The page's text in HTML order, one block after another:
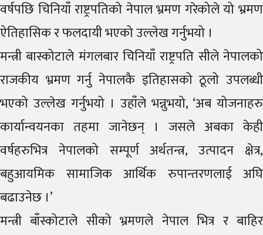
वर्षपछि चिनियाँ राष्ट्रपतिको नेपाल भ्रमण गरेकोले यो भ्रमण
ऐतिहासिक र फलदायी भएको उल्लेख गर्नुभयो ।
मन्त्री बास्कोटाले मंगलबार चिनियाँ राष्ट्रपति सीले नेपालको
राजकीय भ्रमण गर्नु नेपालकै इतिहासको ठूलो उपलब्धी
भएको उल्लेख गर्नुभयो । उहाँले भन्नुभयो, ‘अब योजनाहरु
कार्यान्वयनका तहमा जानेछन् । जसले अबका केही
वर्षहरुभित्र नेपालको सम्पूर्ण अर्थतन्त्र, उत्पादन क्षेत्र,
बहुआयमिक सामाजिक आर्थिक रुपान्तरणलाई अघि
बढाउनेछ ।’
मन्त्री बाँस्कोटाले सीको भ्रमणले नेपाल भित्र र बाहिर